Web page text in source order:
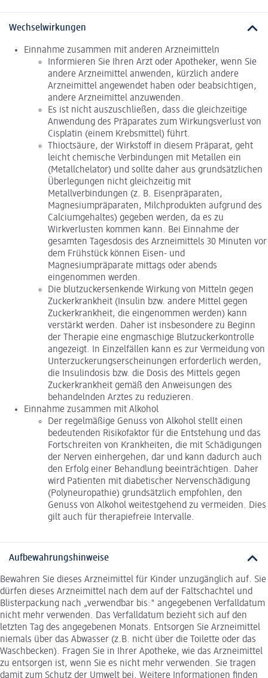
Wechselwirkungen
Einnahme zusammen mit anderen Arzneimitteln
Informieren Sie Ihren Arzt oder Apotheker, wenn Sie
andere Arzneimittel anwenden, kürzlich andere
Arzneimittel angewendet haben oder beabsichtigen,
andere Arzneimittel anzuwenden.
Es ist nicht auszuschließen, dass die gleichzeitige
Anwendung des Präparates zum Wirkungsverlust von
Cisplatin (einem Krebsmittel) führt.
Thioctsäure, der Wirkstoff in diesem Präparat, geht
leicht chemische Verbindungen mit Metallen ein
(Metallchelator) und sollte daher aus grundsätzlichen
Überlegungen nicht gleichzeitig mit
Metallverbindungen (z. B. Eisenpräparaten,
Magnesiumpräparaten, Milchprodukten aufgrund des
Calciumgehaltes) gegeben werden, da es zu
Wirkverlusten kommen kann. Bei Einnahme der
gesamten Tagesdosis des Arzneimittels 30 Minuten vor
dem Frühstück können Eisen- und
Magnesiumpräparate mittags oder abends
eingenommen werden.
Die blutzuckersenkende Wirkung von Mitteln gegen
Zuckerkrankheit (Insulin bzw. andere Mittel gegen
Zuckerkrankheit, die eingenommen werden) kann
verstärkt werden. Daher ist insbesondere zu Beginn
der Therapie eine engmaschige Blutzuckerkontrolle
angezeigt. In Einzelfällen kann es zur Vermeidung von
Unterzuckerungserscheinungen erforderlich werden,
die Insulindosis bzw. die Dosis des Mittels gegen
Zuckerkrankheit gemäß den Anweisungen des
behandelnden Arztes zu reduzieren.
Einnahme zusammen mit Alkohol
Der regelmäßige Genuss von Alkohol stellt einen
bedeutenden Risikofaktor für die Entstehung und das
Fortschreiten von Krankheiten, die mit Schädigungen
der Nerven einhergehen, dar und kann dadurch auch
den Erfolg einer Behandlung beeinträchtigen. Daher
wird Patienten mit diabetischer Nervenschädigung
(Polyneuropathie) grundsätzlich empfohlen, den
Genuss von Alkohol weitestgehend zu vermeiden. Dies
gilt auch für therapiefreie Intervalle.
Aufbewahrungshinweise
Bewahren Sie dieses Arzneimittel für Kinder unzugänglich auf. Sie
dürfen dieses Arzneimittel nach dem auf der Faltschachtel und
Blisterpackung nach „verwendbar bis:" angegebenen Verfalldatum
nicht mehr verwenden. Das Verfalldatum bezieht sich auf den
letzten Tag des angegebenen Monats. Entsorgen Sie Arzneimittel
niemals über das Abwasser (z.B. nicht über die Toilette oder das
Waschbecken). Fragen Sie in Ihrer Apotheke, wie das Arzneimittel
zu entsorgen ist, wenn Sie es nicht mehr verwenden. Sie tragen
damit zum Schutz der Umwelt bei. Weitere Informationen finden